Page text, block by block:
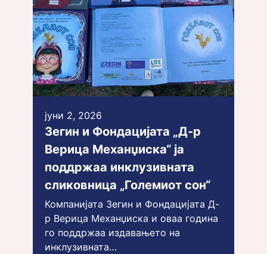
јуни 2, 2026
Зегин и Фондацијата „Д-р
Верица Механџиска“ ја
поддржаа инклузивната
сликовница „Големиот сон“
Компанијата Зегин и Фондацијата Д-
р Верица Механџиска и оваа година
го поддржаа издавањето на
инклузивната…